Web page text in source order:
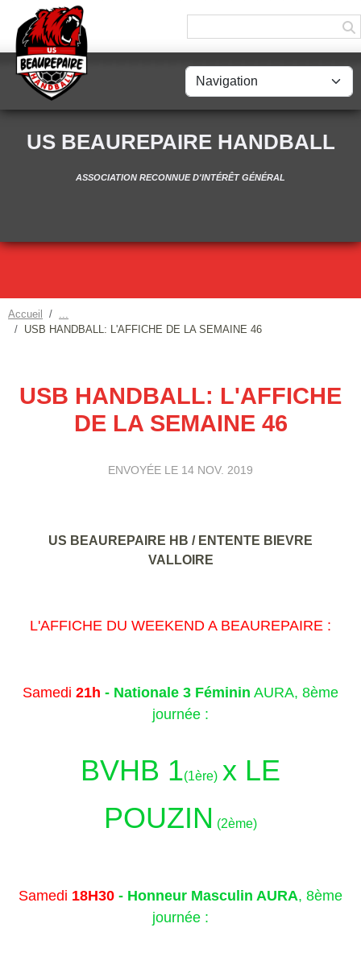
US BEAUREPAIRE HANDBALL
ASSOCIATION RECONNUE D'INTÉRÊT GÉNÉRAL
Accueil
USB HANDBALL: L'AFFICHE DE LA SEMAINE 46
USB HANDBALL: L'AFFICHE
DE LA SEMAINE 46
ENVOYÉE LE 14 NOV. 2019
US BEAUREPAIRE HB / ENTENTE BIEVRE
VALLOIRE
L'AFFICHE DU WEEKEND A BEAUREPAIRE :
Samedi 21h - Nationale 3 Féminin AURA, 8ème
journée :
BVHB 1(1ère) x LE
POUZIN (2ème)
Samedi 18H30 - Honneur Masculin AURA, 8ème
journée :
Panneau de gestion des cookies